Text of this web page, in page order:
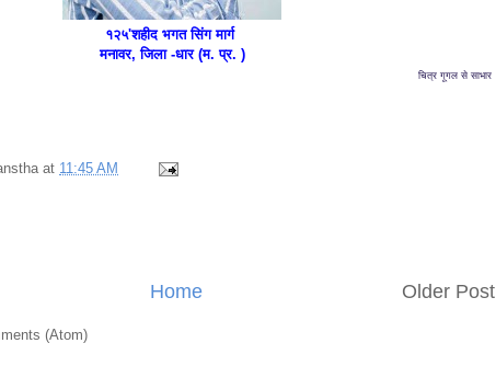
१२५'शहीद भगत सिंग मार्ग
मनावर, जिला -धार (म. प्र. )
चित्र गूगल से साभार
at 11:45 AM
Older Post
Home
(Atom)